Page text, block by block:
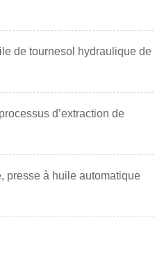
de tournesol hydraulique de
d’extraction de
presse à huile automatique